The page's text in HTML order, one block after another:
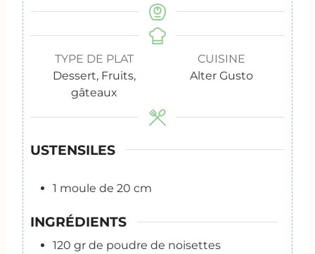
TYPE DE PLAT
Dessert, Fruits,
gâteaux
CUISINE
Alter Gusto
USTENSILES
1 moule de 20 cm
INGRÉDIENTS
120 gr de poudre de noisettes